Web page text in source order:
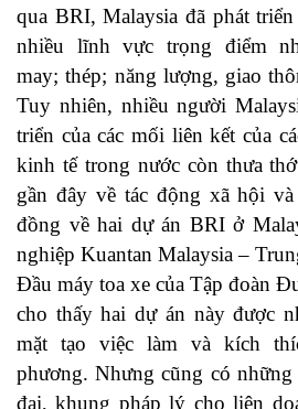
qua BRI, Malaysia đã phát
nhiều lĩnh vực trọng điểm
may; thép; năng lượng, giao
Tuy nhiên, nhiều người
triển của các mối liên kết của
kinh tế trong nước còn thưa
gần đây về tác động xã hội
đồng về hai dự án BRI ở
nghiệp Kuantan Malaysia –
Đầu máy toa xe của Tập đoàn
cho thấy hai dự án này được
mặt tạo việc làm và kích
phương. Nhưng cũng có
đai, khung pháp lý cho liên